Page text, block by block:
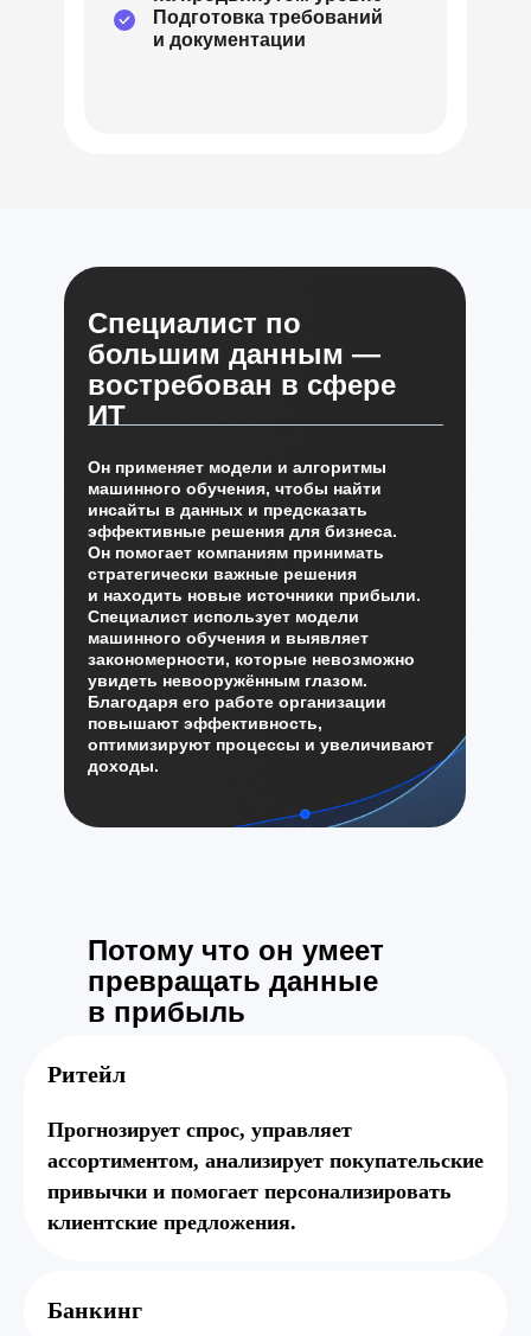
Подготовка требований
и документации
Специалист по
большим данным —
востребован в сфере
ИТ
Он применяет модели и алгоритмы
машинного обучения, чтобы найти
инсайты в данных и предсказать
эффективные решения для бизнеса.
Он помогает компаниям принимать
стратегически важные решения
и находить новые источники прибыли.
Специалист использует модели
машинного обучения и выявляет
закономерности, которые невозможно
увидеть невооружённым глазом.
Благодаря его работе организации
повышают эффективность,
оптимизируют процессы и увеличивают
доходы.
Потому что он умеет
превращать данные
в прибыль
Рит ейл
Прогнозирует спрос, управляет
ассортиментом, анализирует покупательские
привычки и помогает персонализировать
клиентские предложения.
Банки нг